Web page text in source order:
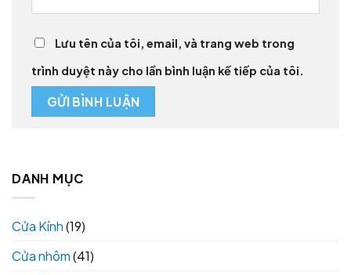
Lưu tên của tôi, email, và trang web trong
trình duyệt này cho lần bình luận kế tiếp của tôi.
DANH MỤC
Cửa Kính(19)
Cửa nhôm(41)